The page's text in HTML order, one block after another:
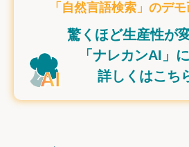
「自然言語検索」のデ
驚くほど生産性が
「ナレカンAI」
詳しくはこち